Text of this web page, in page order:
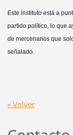
Este instituto está a
partido político, lo que
de mercenarios que
señalado.
« Volver